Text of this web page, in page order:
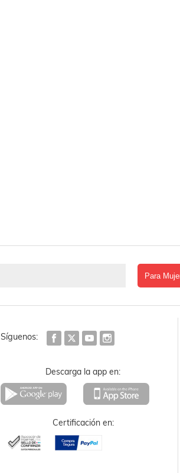
Para
Síguenos:
Descarga la app en:
Certificación en: